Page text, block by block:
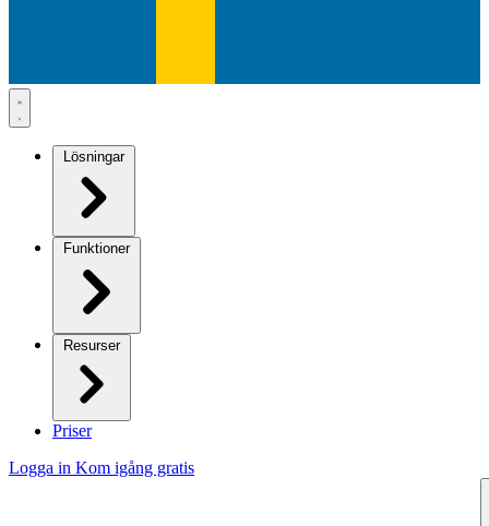
Lösningar
Funktioner
Resurser
Priser
Logga in Kom igång gratis